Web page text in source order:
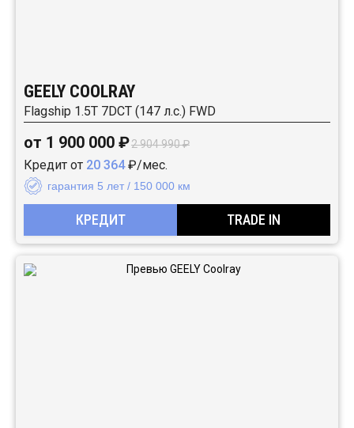
GEELY COOLRAY
Flagship 1.5T 7DCT (147 л.с.) FWD
от 1 900 000 ₽2 904 990 ₽
Кредит от 20 364₽/мес.
гарантия 5 лет / 150 000 км
КРЕДИТ TRADE IN